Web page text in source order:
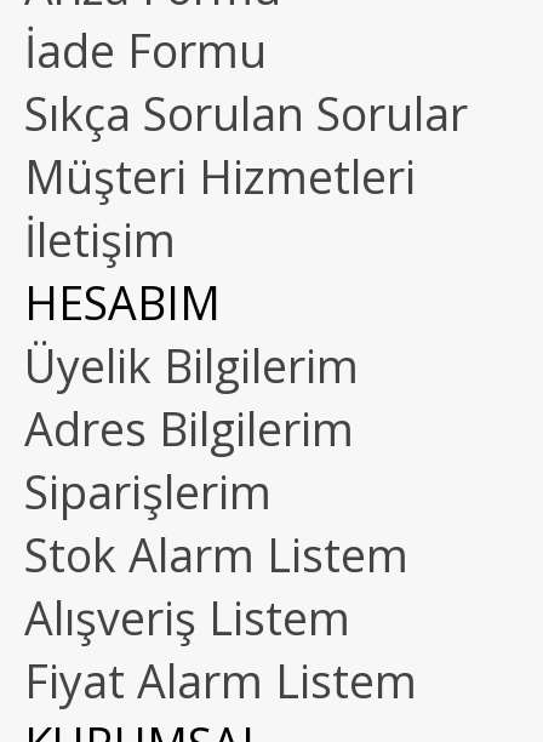
İade Formu
Sıkça Sorulan Sorular
Müşteri Hizmetleri
İletişim
HESABIM
Üyelik Bilgilerim
Adres Bilgilerim
Siparişlerim
Stok Alarm Listem
Alışveriş Listem
Fiyat Alarm Listem